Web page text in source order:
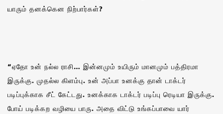
யாரும் தனக்கென நிற்பார்கள்?
“ஏதோ உன்‌ நல்ல ராசி… இன்னமும் உயிரும் மானமும் பத்திரமா
இருக்கு. முதல்ல கிளம்பு. உன் அப்பா உனக்கு தான் டாக்டர்
படிப்புக்காக சீட் கேட்டது. உனக்காக டாக்டர் படிப்பு ரெடியா இருக்கு.
போய் படிக்கற வழியை பாரு. அதை விட்டு உங்கப்பாவை யார்